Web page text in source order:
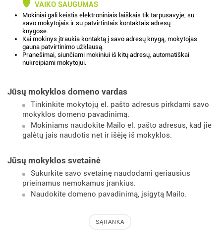
VAIKO SAUGUMAS
Mokiniai gali keistis elektroniniais laiškais tik tarpusavyje, su
savo mokytojais ir su patvirtintais kontaktais adresų
knygose.
Kai mokinys įtraukia kontaktą į savo adresų knygą, mokytojas
gauna patvirtinimo užklausą.
Pranešimai, siunčiami mokiniui iš kitų adresų, automatiškai
nukreipiami mokytojui.
Jūsų mokyklos domeno vardas
Tinkinkite mokytojų el. pašto adresus pirkdami savo
mokyklos domeno pavadinimą.
Mokiniams naudokite Mailo el. pašto adresus, kad jie
galėtų jais naudotis net ir išėję iš mokyklos.
Jūsų mokyklos svetainė
Sukurkite savo svetainę naudodami geriausius
prieinamus nemokamus įrankius.
Naudokite domeno pavadinimą, įsigytą Mailo.
SĄRANKA